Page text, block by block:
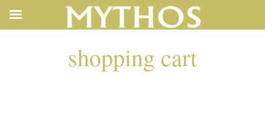
shopping cart